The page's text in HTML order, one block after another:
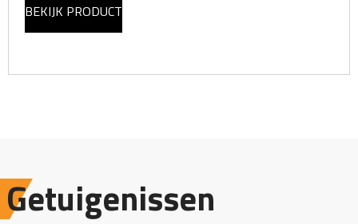
BEKIJK PRODUCT
Getuigenissen